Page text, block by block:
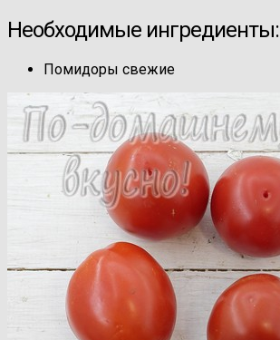
Необходимые ингредиенты:
Помидоры свежие